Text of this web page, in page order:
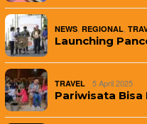
NEWS REGIONAL
Launching
TRAVEL 5 April 2025
Pariwisata Bisa